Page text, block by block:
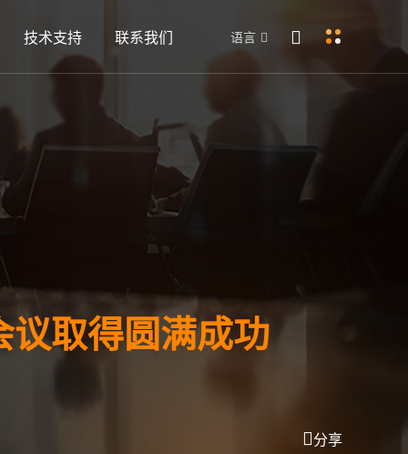
技术支持 联系我们 语言
取得圆满成功
分享